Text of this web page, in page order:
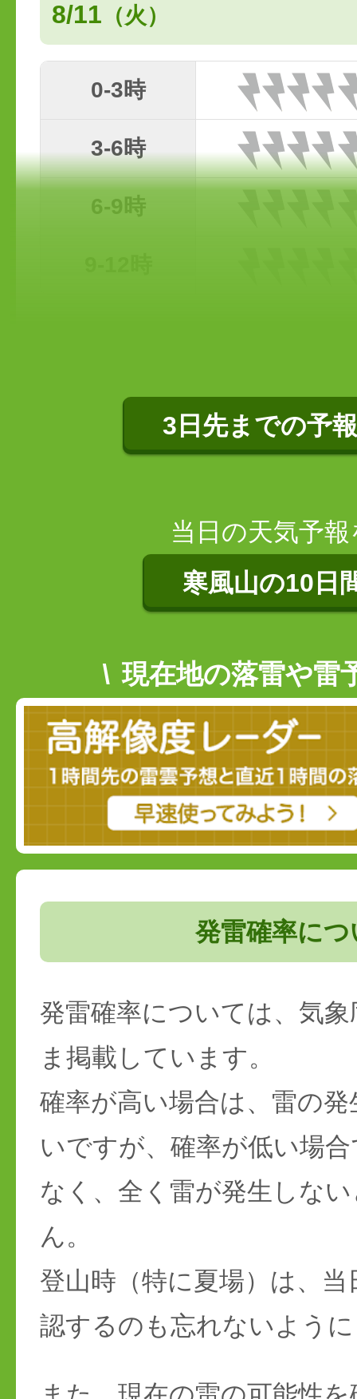
8/11 （火）
0-3時
3-6時
6-9時
3日先までの予
当日の天気予
寒風山の10日
現在地の落雷や雷
発雷確率につ
発雷確率については、気
ま掲載しています。
確率が高い場合は、雷の
いですが、確率が低い場
なく、全く雷が発生しな
ん。
登山時（特に夏場）は、
認するのも忘れないよう